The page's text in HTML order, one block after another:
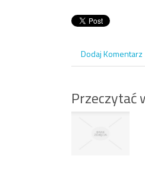
Dodaj Komentarz
Przeczytać